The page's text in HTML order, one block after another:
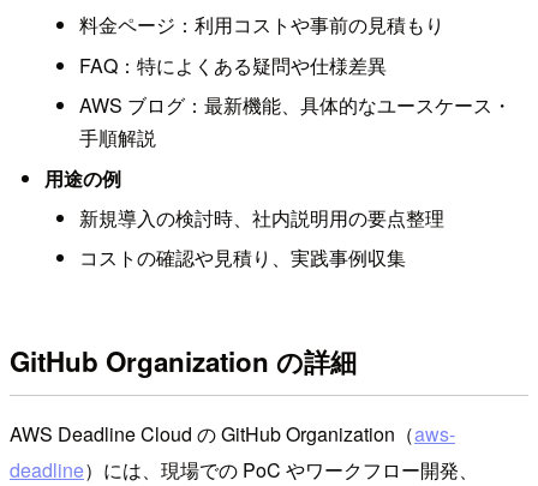
料金ページ：利用コストや事前の見積もり
FAQ：特によくある疑問や仕様差異
AWS ブログ：最新機能、具体的なユースケース・
手順解説
用途の例
新規導入の検討時、社内説明用の要点整理
コストの確認や見積り、実践事例収集
GitHub Organization の詳細
AWS Deadline Cloud の GitHub Organization（aws-
deadline）には、現場での PoC やワークフロー開発、